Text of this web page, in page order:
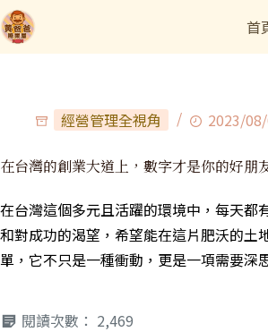
首
經營管理全視角 2023/
在台灣的創業大道上，數字才是你的好朋
在台灣這個多元且活躍的環境中，每天都
和對成功的渴望，希望能在這片肥沃的土
單，它不只是一種衝動，更是一項需要深
閱讀次數： 2,469